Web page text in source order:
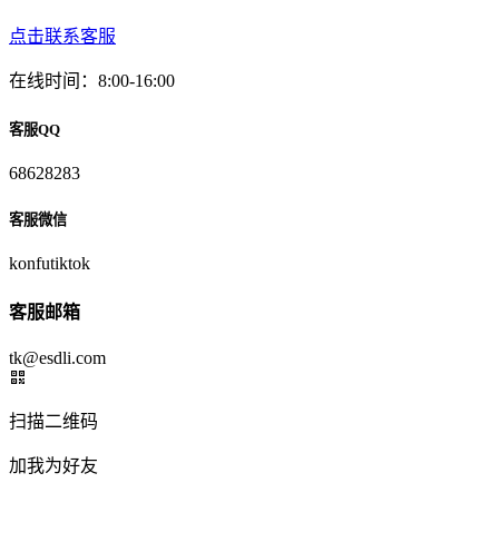
点击联系客服
在线时间：8:00-16:00
客服QQ
68628283
客服微信
konfutiktok
客服邮箱
tk@esdli.com
扫描二维码
加我为好友